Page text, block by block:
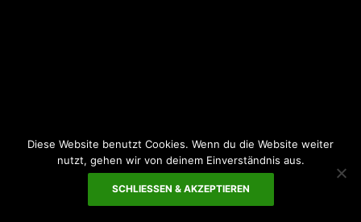
Diese Website benutzt Cookies. Wenn du die Website weiter
nutzt, gehen wir von deinem Einverständnis aus.
SCHLIESSEN & AKZEPTIEREN